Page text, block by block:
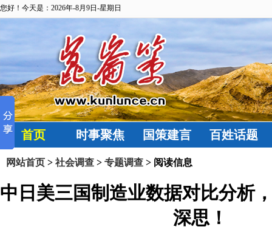
您好！今天是：2026年-8月9日-星期日
首页 时事聚焦 国策建言 百姓话题
网站首页 > 社会调查 > 专题调查 > 阅读信息
中日美三国制造业数据对比分析
深思！